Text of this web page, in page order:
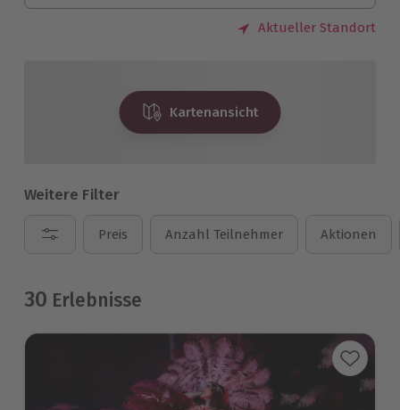
Aktueller Standort
Kartenansicht
Weitere Filter
Preis Anzahl Teilnehmer Aktionen
30 Erlebnisse